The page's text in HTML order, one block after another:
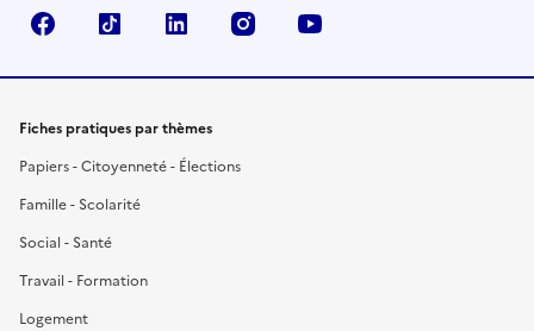
FacebookTikTok LinkedIn Instagram
Fiches pratiques par thèmes
Papiers - Citoyenneté - Élections
Famille - Scolarité
Social - Santé
Travail - Formation
Logement